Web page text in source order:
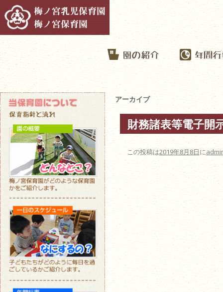
アーカイブ
財務諸表等電子開
この投稿は2019年8月8日に